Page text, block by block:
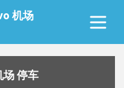
机场
停车